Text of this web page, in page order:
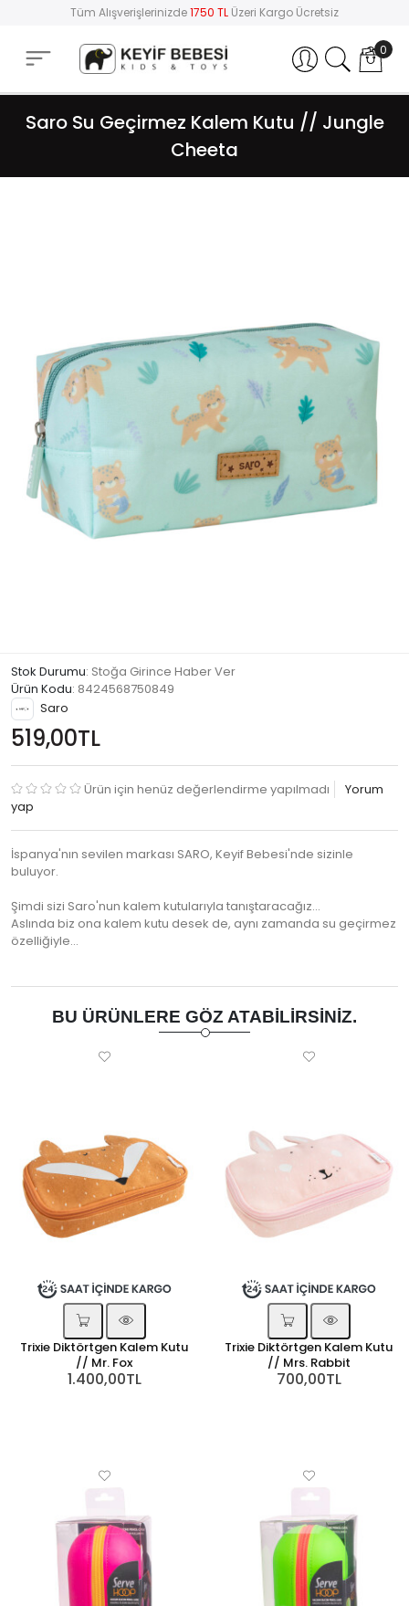
Tüm Alışverişlerinizde1750 TL Üzeri Kargo Ücretsiz
Hesabım 0
Saro Su Geçirmez Kalem Kutu // Jungle
Cheeta
Stok Durumu: Stoğa Girince Haber Ver
Ürün Kodu: 8424568750849
Saro
519,00TL
Ürün için henüz değerlendirme yapılmadı
Yorum
yap
İspanya'nın sevilen markası SARO, Keyif Bebesi'nde sizinle
buluyor.
Şimdi sizi Saro'nun kalem kutularıyla tanıştaracağız...
Aslında biz ona kalem kutu desek de, aynı zamanda su geçirmez
özelliğiyle…
BU ÜRÜNLERE GÖZ ATABILIRSINIZ.
Trixie Diktörtgen Kalem Kutu
// Mr. Fox
1.400,00TL
Trixie Diktörtgen Kalem Kutu
// Mrs. Rabbit
700,00TL